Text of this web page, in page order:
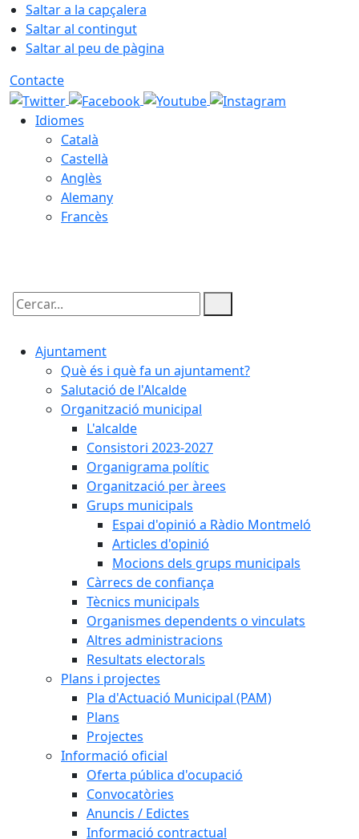
Saltar a la capçalera
Saltar al contingut
Saltar al peu de pàgina
Contacte
Idiomes
Català
Castellà
Anglès
Alemany
Francès
Cercar:
Ajuntament
Què és i què fa un ajuntament?
Salutació de l'Alcalde
Organització municipal
L'alcalde
Consistori 2023-2027
Organigrama polític
Organització per àrees
Grups municipals
Espai d'opinió a Ràdio Montmeló
Articles d'opinió
Mocions dels grups municipals
Càrrecs de confiança
Tècnics municipals
Organismes dependents o vinculats
Altres administracions
Resultats electorals
Plans i projectes
Pla d'Actuació Municipal (PAM)
Plans
Projectes
Informació oficial
Oferta pública d'ocupació
Convocatòries
Anuncis / Edictes
Informació contractual